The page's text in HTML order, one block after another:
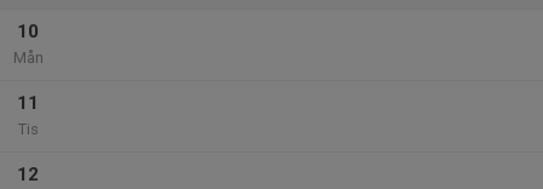
10
Mån
11
Tis
12